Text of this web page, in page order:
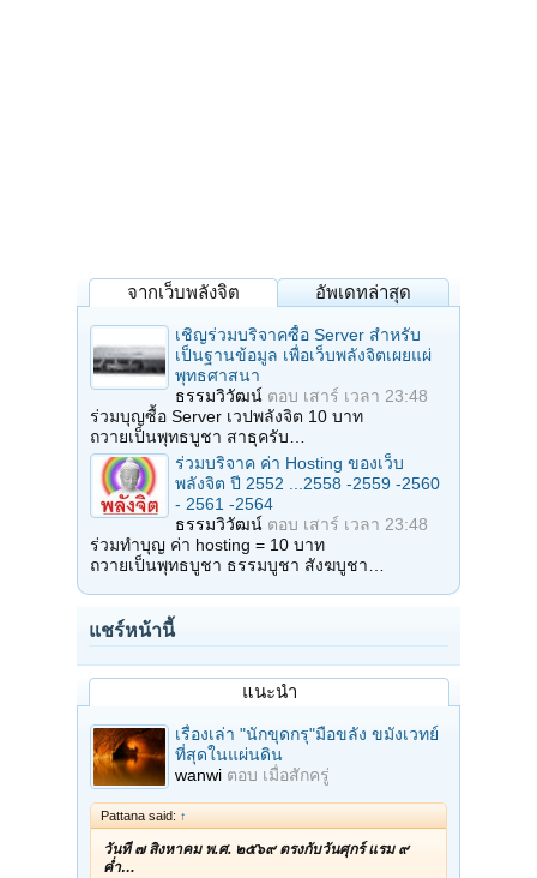
จากเว็บพลังจิต อัพเดทล่าสุด
เชิญร่วมบริจาคซื้อ Server สำหรับ
เป็นฐานข้อมูล เพื่อเว็บพลังจิตเผยแผ่
พุทธศาสนา
ธรรมวิวัฒน์ ตอบ เสาร์ เวลา 23:48
ร่วมบุญซื้อ Server เวปพลังจิต 10 บาท
ถวายเป็นพุทธบูชา สาธุครับ…
ร่วมบริจาค ค่า Hosting ของเว็บ
พลังจิต ปี 2552 ...2558 -2559 -2560
- 2561 -2564
ธรรมวิวัฒน์ ตอบ เสาร์ เวลา 23:48
ร่วมทำบุญ ค่า hosting = 10 บาท
ถวายเป็นพุทธบูชา ธรรมบูชา สังฆบูชา…
แชร์หน้านี้
แนะนำ
เรื่องเล่า "นักขุดกรุ"มือขลัง ขมังเวทย์
ที่สุดในแผ่นดิน
wanwi ตอบ เมื่อสักครู่
Pattana said: ↑
วันที่ ๗ สิงหาคม พ.ศ. ๒๕๖๙ ตรงกับวันศุกร์ แรม ๙
ค่ำ…